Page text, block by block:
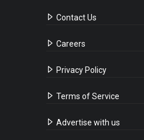
Contact Us
Careers
Privacy Policy
Terms of Service
Advertise with us